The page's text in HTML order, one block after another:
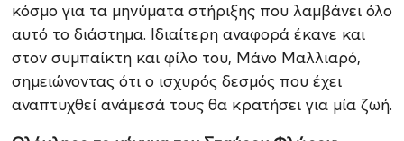
κόσμο για τα μηνύματα στήριξης που λαμβάνει όλο
αυτό το διάστημα. Ιδιαίτερη αναφορά έκανε και
στον συμπαίκτη και φίλο του, Μάνο Μαλλιαρό,
σημειώνοντας ότι ο ισχυρός δεσμός που έχει
αναπτυχθεί ανάμεσά τους θα κρατήσει για μία ζωή.